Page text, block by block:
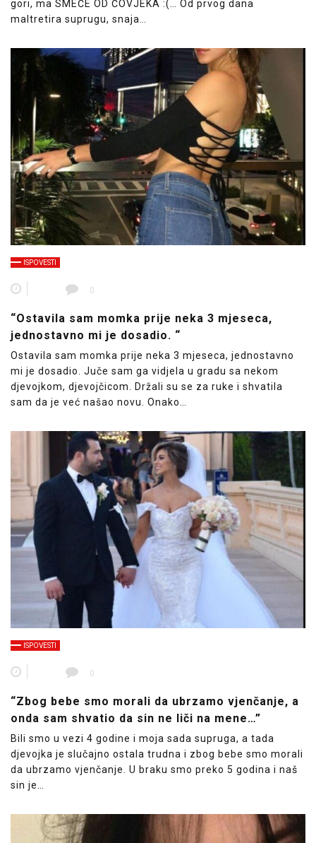
gori, ma SMEĆE OD ČOVJEKA :(… Od prvog dana
maltretira suprugu, snaja…
ISPOVESTI
0
“Ostavila sam momka prije neka 3 mjeseca,
jednostavno mi je dosadio. “
Ostavila sam momka prije neka 3 mjeseca, jednostavno
mi je dosadio. Juče sam ga vidjela u gradu sa nekom
djevojkom, djevojčicom. Držali su se za ruke i shvatila
sam da je već našao novu. Onako…
ISPOVESTI
0
“Zbog bebe smo morali da ubrzamo vjenčanje, a
onda sam shvatio da sin ne liči na mene…”
Bili smo u vezi 4 godine i moja sada supruga, a tada
djevojka je slučajno ostala trudna i zbog bebe smo morali
da ubrzamo vjenčanje. U braku smo preko 5 godina i naš
sin je…